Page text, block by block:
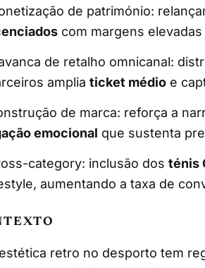
de património:
com margens
de retalho omnicanal:
amplia ticket médio e
de marca: reforça a
emocional que sustenta
category: inclusão dos ténis
aumentando a taxa de
retro no desporto tem